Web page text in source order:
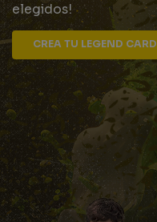
elegidos!
CREA TU LEGEND CARD